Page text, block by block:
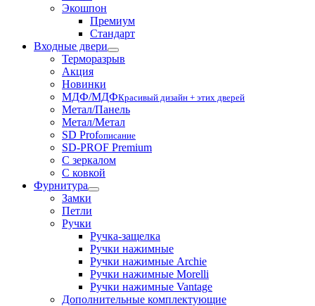
Экошпон
Премиум
Стандарт
Входные двери
Терморазрыв
Акция
Новинки
МДФ/МДФКрасивый дизайн + этих дверей
Метал/Панель
Метал/Метал
SD Profописание
SD-PROF Premium
С зеркалом
С ковкой
Фурнитура
Замки
Петли
Ручки
Ручка-защелка
Ручки нажимные
Ручки нажимные Archie
Ручки нажимные Morelli
Ручки нажимные Vantage
Дополнительные комплектующие